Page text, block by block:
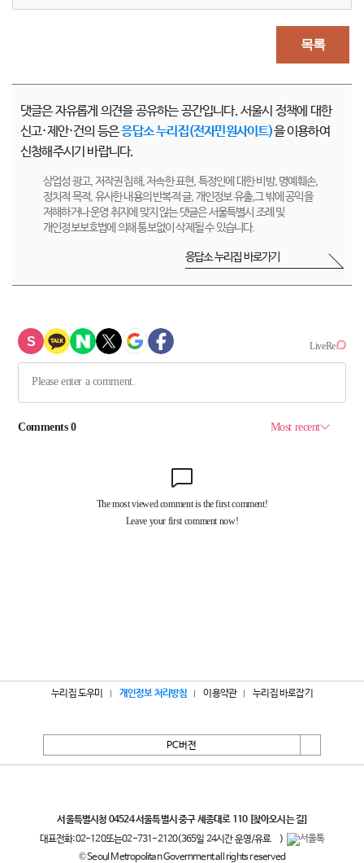
목록
댓글은 자유롭게 의견을 공유하는 공간입니다. 서울시 정책에 대한
신고·제안·건의 등은응답소 누리집(전자민원사이트)을 이용하여
신청해주시기 바랍니다.
상업성 광고, 저작권 침해, 저속한 표현, 특정인에 대한 비방, 명예훼손,
정치적 목적, 유사한 내용의 반복적 글, 개인정보 유출,그 밖에 공익을
저해하거나 운영 취지에 맞지 않는 댓글은 서울특별시 조례 및
개인정보보호법에 의해 통보없이 삭제될 수 있습니다.
응답소 누리집 바로가기
누리집 도우미 개인정보 처리방침 이용약관 누리집 바로잡기
PC버전
서울특별시청 04524 서울특별시 중구 세종대로 110 [찾아오시는 길]
대표전화:02-120또는02-731-2120(365일 24시간 운영/유료
)
© Seoul Metropolitan Government all rights reserved